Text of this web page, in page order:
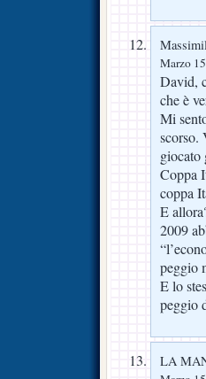
Marzo
David,
che è
Mi
scorso.
Coppa
coppa
E
2009
peggio
E lo
peggio
LA